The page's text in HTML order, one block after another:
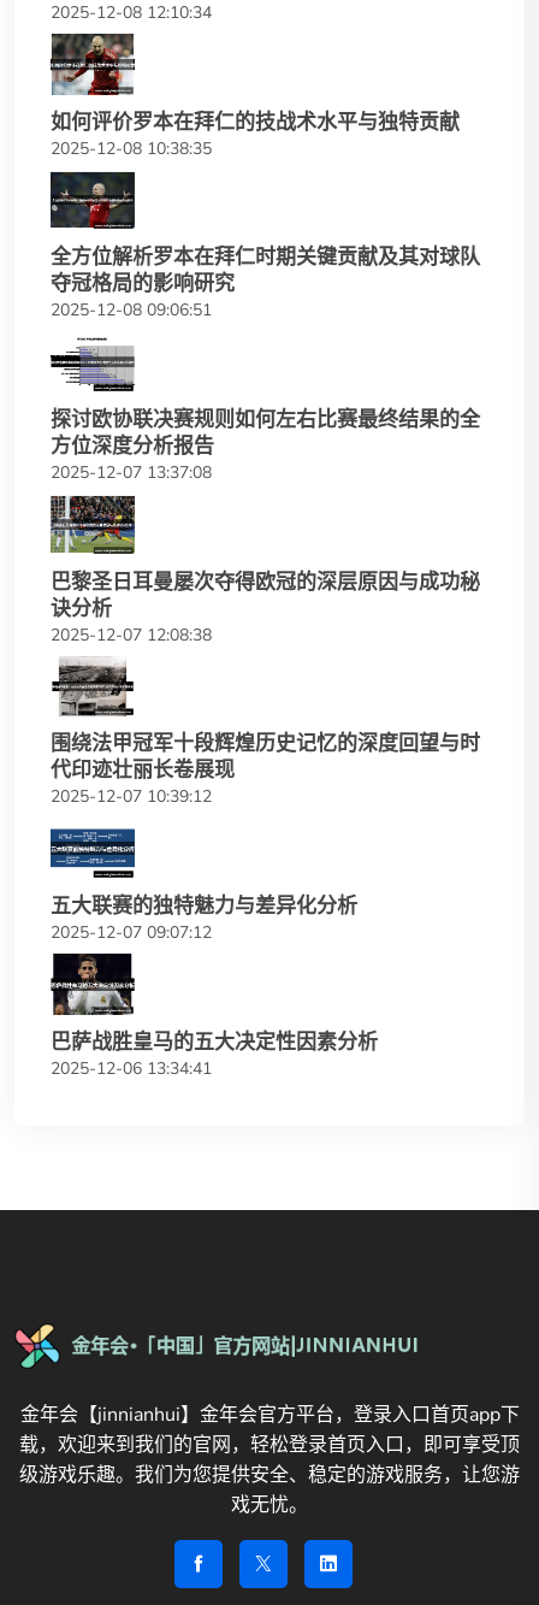
2025-12-08 12:10:34
如何评价罗本在拜仁的技战术水平与独特贡献
2025-12-08 10:38:35
全方位解析罗本在拜仁时期关键贡献及其对球队
夺冠格局的影响研究
2025-12-08 09:06:51
探讨欧协联决赛规则如何左右比赛最终结果的全
方位深度分析报告
2025-12-07 13:37:08
巴黎圣日耳曼屡次夺得欧冠的深层原因与成功秘
诀分析
2025-12-07 12:08:38
围绕法甲冠军十段辉煌历史记忆的深度回望与时
代印迹壮丽长卷展现
2025-12-07 10:39:12
五大联赛的独特魅力与差异化分析
2025-12-07 09:07:12
巴萨战胜皇马的五大决定性因素分析
2025-12-06 13:34:41
金年会【jinnianhui】金年会官方平台，登录入口首页app下
载，欢迎来到我们的官网，轻松登录首页入口，即可享受顶
级游戏乐趣。我们为您提供安全、稳定的游戏服务，让您游
戏无忧。